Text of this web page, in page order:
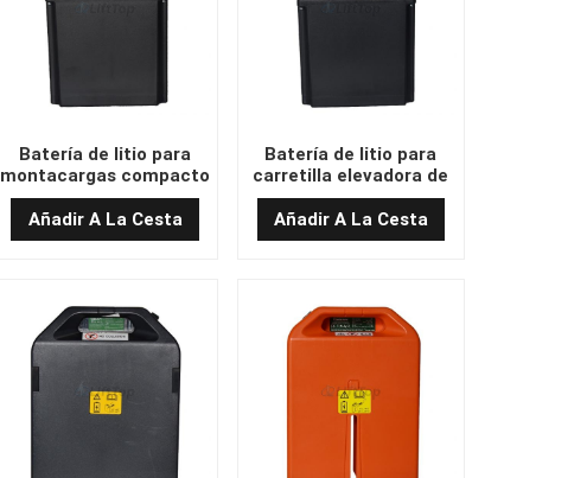
Batería de litio para
montacargas compacto
de 24 V y 20 Ah (194 x
82 x 255)
Añadir A La Cesta
Batería de litio para
carretilla elevadora de
24 V y 20 Ah (194 x 82 x
344) a buen precio.
Añadir A La Cesta